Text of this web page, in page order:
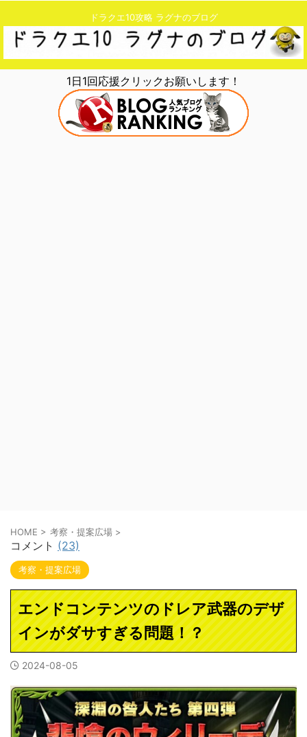
ドラクエ10攻略 ラグナのブログ
1日1回応援クリックお願いします！
HOME > 考察・提案広場 >
コメント (23)
考察・提案広場
エンドコンテンツのドレア武器のデザ
インがダサすぎる問題！？
2024-08-05